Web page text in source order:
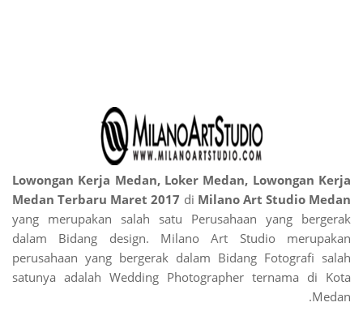
Lowongan Kerja Medan, Loker Medan, Lowongan Kerja
Medan Terbaru Maret 2017 di Milano Art Studio Medan
yang merupakan salah satu Perusahaan yang bergerak
dalam Bidang design. Milano Art Studio merupakan
perusahaan yang bergerak dalam Bidang Fotografi salah
satunya adalah Wedding Photographer ternama di Kota
Medan.